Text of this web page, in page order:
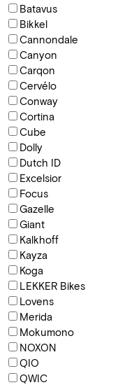
Batavus
Bikkel
Cannondale
Canyon
Carqon
Cervélo
Conway
Cortina
Cube
Dolly
Dutch ID
Excelsior
Focus
Gazelle
Giant
Kalkhoff
Kayza
Koga
LEKKER Bikes
Lovens
Merida
Mokumono
NOXON
QIO
QWIC